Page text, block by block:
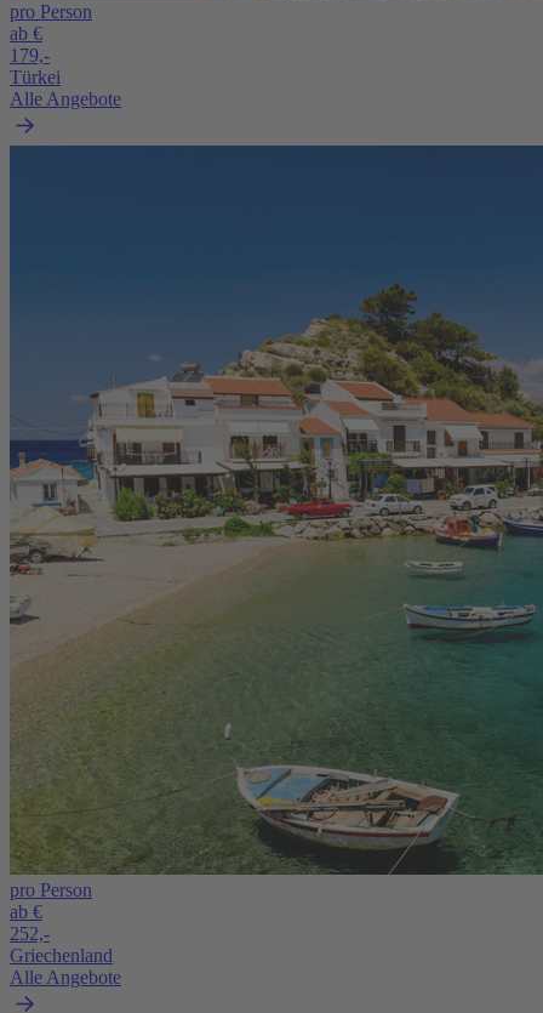
pro Person
ab €
179,-
Türkei
Alle Angebote
pro Person
ab €
252,-
Griechenland
Alle Angebote